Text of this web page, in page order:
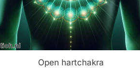
Open hartchakra